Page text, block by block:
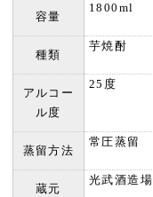
容量
1800ml
種類
芋焼酎
アルコー
ル度
25度
蒸留方法
常圧蒸留
蔵元
光武酒造場